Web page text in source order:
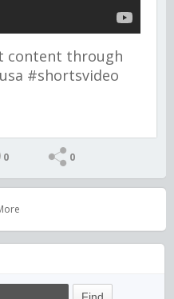
content through
#shortsvideo
0 0